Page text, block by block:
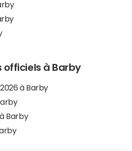
officiels à Barby
à Barby
Barby